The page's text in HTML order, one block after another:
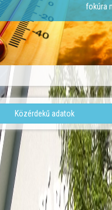
fokúra
Közérdekű adatok